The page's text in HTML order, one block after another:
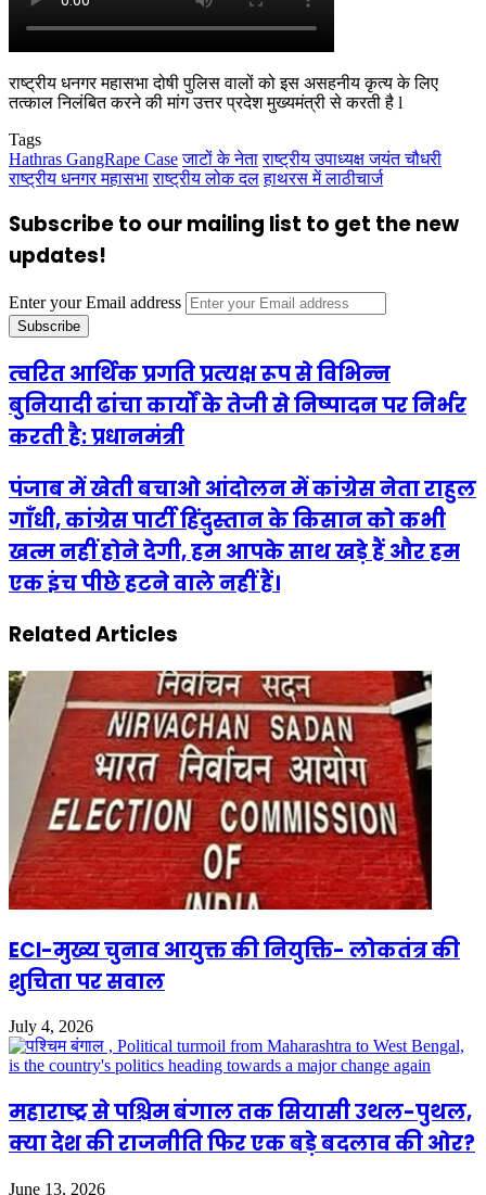
राष्ट्रीय धनगर महासभा दोषी पुलिस वालों को इस असहनीय कृत्य के लिए
तत्काल निलंबित करने की मांग उत्तर प्रदेश मुख्यमंत्री से करती है l
Tags
Hathras GangRape Case जाटों के नेता राष्ट्रीय उपाध्यक्ष जयंत चौधरी
राष्ट्रीय धनगर महासभा राष्ट्रीय लोक दल हाथरस में लाठीचार्ज
Subscribe to our mailing list to get the new
updates!
Enter your Email address
त्‍वरित आर्थिक प्रगति प्रत्‍यक्ष रूप से विभिन्‍न
बुनियादी ढांचा कार्यों के तेजी से निष्‍पादन पर निर्भर
करती है: प्रधानमंत्री
पंजाब में खेती बचाओ आंदोलन में कांग्रेस नेता राहुल
गाँधी, कांग्रेस पार्टी हिंदुस्तान के किसान को कभी
खत्म नहीं होने देगी, हम आपके साथ खड़े हैं और हम
एक इंच पीछे हटने वाले नहीं हैं।
Related Articles
ECI-मुख्य चुनाव आयुक्त की नियुक्ति- लोकतंत्र की
शुचिता पर सवाल
July 4, 2026
महाराष्ट्र से पश्चिम बंगाल तक सियासी उथल-पुथल,
क्या देश की राजनीति फिर एक बड़े बदलाव की ओर?
June 13, 2026